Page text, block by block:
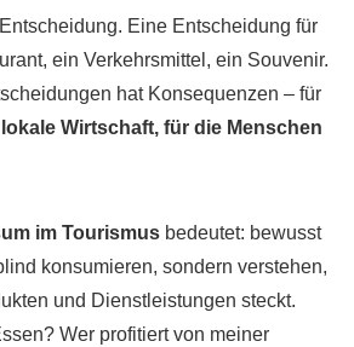
Eine Entscheidung für
ein Verkehrsmittel, ein Souvenir.
hat Konsequenzen – für
Wirtschaft, für die Menschen
im Tourismus bedeutet: bewusst
konsumieren, sondern verstehen,
und Dienstleistungen steckt.
Wer profitiert von meiner